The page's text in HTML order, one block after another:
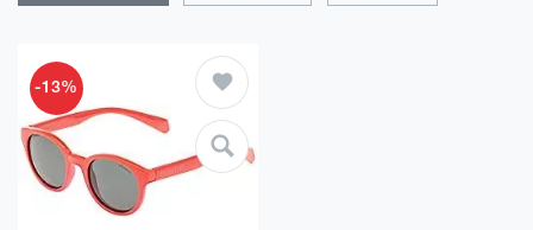
-13%